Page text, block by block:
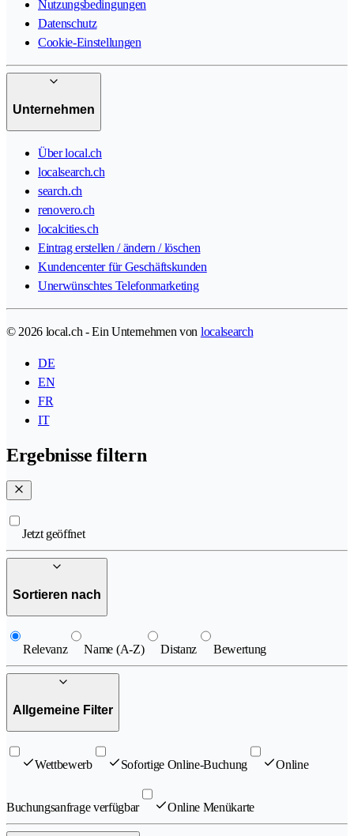
Nutzungsbedingungen
Datenschutz
Cookie-Einstellungen
Unternehmen
Über local.ch
localsearch.ch
search.ch
renovero.ch
localcities.ch
Eintrag erstellen / ändern / löschen
Kundencenter für Geschäftskunden
Unerwünschtes Telefonmarketing
© 2026 local.ch - Ein Unternehmen von localsearch
DE
EN
FR
IT
Ergebnisse filtern
Jetzt geöffnet
Sortieren nach
Relevanz Name (A-Z) Distanz Bewertung
Allgemeine Filter
Wettbewerb Sofortige Online-Buchung Online
Buchungsanfrage verfügbar Online Menükarte